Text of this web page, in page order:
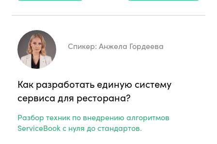
Спикер: Анжела Гордеева
Как разработать единую систему
сервиса для ресторана?
Разбор техник по внедрению алгоритмов
ServiceBook с нуля до стандартов.